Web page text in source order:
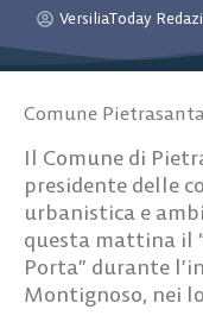
VersiliaToday
Comune Pietrasanta
Il Comune di
presidente delle
urbanistica e
questa mattina il
Porta” durante
Montignoso, nei